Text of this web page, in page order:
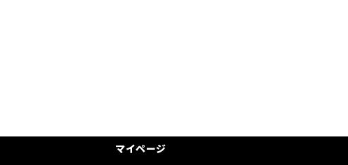
マイページ